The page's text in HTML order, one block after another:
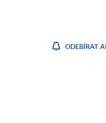
ODEBÍRAT